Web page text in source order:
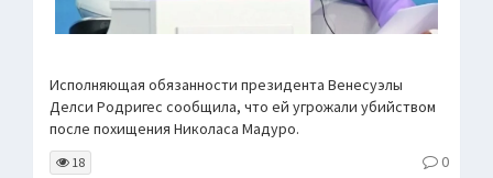
Исполняющая обязанности президента Венесуэлы
Делси Родригес сообщила, что ей угрожали убийством
после похищения Николаса Мадуро.
18 0